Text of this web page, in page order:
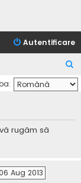
Autentificare
ă
u
rugăm să